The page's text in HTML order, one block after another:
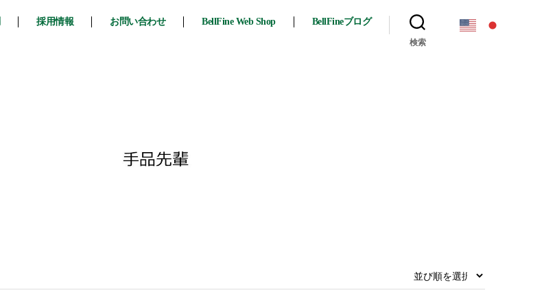
採用情報 お問い合わせ BellFine Web Shop BellFineブログ
検索